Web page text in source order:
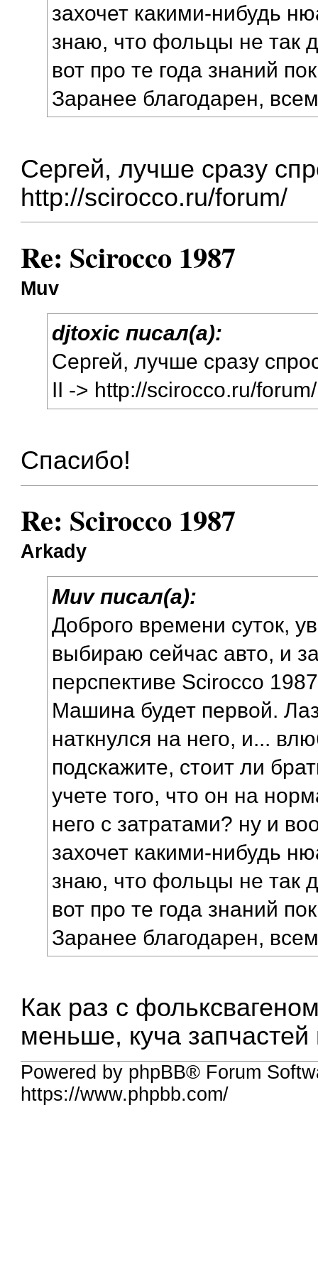
захочет какими-нибудь
знаю, что фольцы не так
вот про те года знаний
Заранее благодарен,
Сергей, лучше сразу
http://scirocco.ru/forum/
Re: Scirocco 1987
Muv
djtoxic писал(а):
Сергей, лучше сразу
II -> http://scirocco.ru/forum/
Спасибо!
Re: Scirocco 1987
Arkady
Muv писал(а):
Доброго времени суток,
выбираю сейчас авто, и
перспективе Scirocco
Машина будет первой.
наткнулся на него, и...
подскажите, стоит ли
учете того, что он на
него с затратами? ну и
захочет какими-нибудь
знаю, что фольцы не так
вот про те года знаний
Заранее благодарен,
Как раз с
меньше, куча
Powered by phpBB® Forum
https://www.phpbb.com/